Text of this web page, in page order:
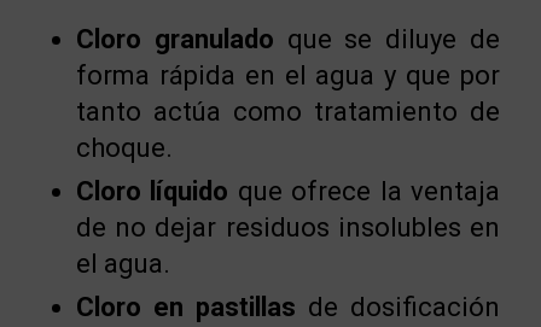
Cloro granulado que se diluye de
forma rápida en el agua y que por
tanto actúa como tratamiento de
choque.
Cloro líquido que ofrece la ventaja
de no dejar residuos insolubles en
el agua.
Cloro en pastillas de dosificación